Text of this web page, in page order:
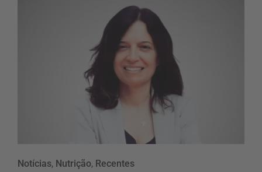
Notícias, Nutrição, Recentes